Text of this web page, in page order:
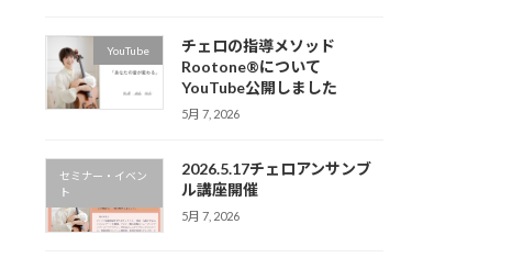
YouTube
チェロの指導メソッド
Rootone®について
YouTube公開しました
5月 7, 2026
セミナー・イベン
ト
2026.5.17チェロアンサンブ
ル講座開催
5月 7, 2026